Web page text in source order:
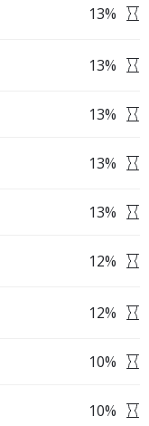
13%
13%
13%
13%
13%
12%
12%
10%
10%